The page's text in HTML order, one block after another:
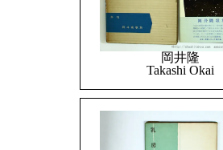
岡井隆
Takashi Okai